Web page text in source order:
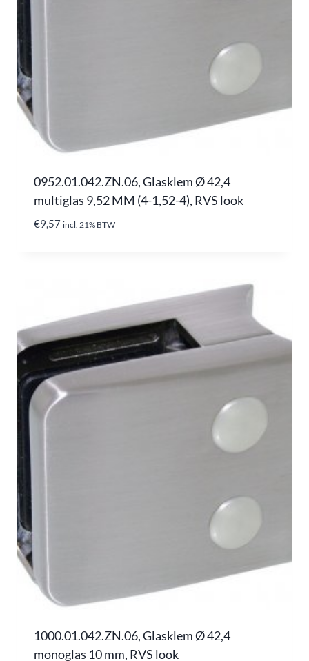
0952.01.042.ZN.06, Glasklem Ø 42,4
multiglas 9,52 MM (4-1,52-4), RVS look
€9,57 incl. 21% BTW
1000.01.042.ZN.06, Glasklem Ø 42,4
monoglas 10 mm, RVS look